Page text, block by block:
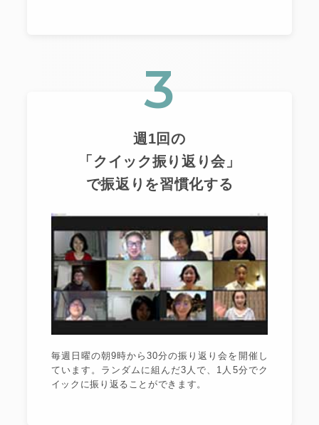
3
週1回の
「クイック振り返り会」
で振返りを習慣化する
毎週日曜の朝9時から30分の振り返り会を開催し
ています。ランダムに組んだ3人で、1人5分でク
イックに振り返ることができます。